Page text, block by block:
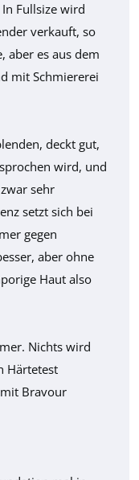
Fullsize wird
verkauft, so
aber es aus dem
mit Schmiererei
deckt gut,
wird, und
sehr
setzt sich bei
gegen
aber ohne
Haut also
Nichts wird
Härtetest
Bravour